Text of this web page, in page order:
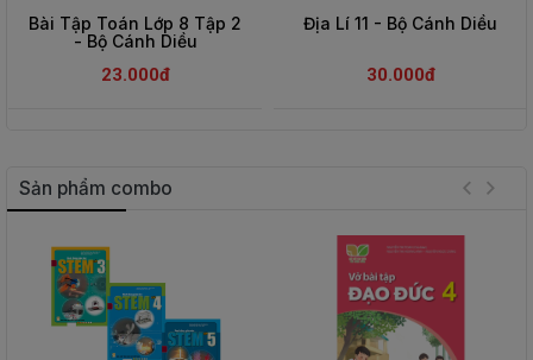
Bài Tập Toán Lớp 8 Tập 2
- Bộ Cánh Diều
23.000đ
Địa Lí 11 - Bộ Cánh Diều
30.000đ
Sản phẩm combo